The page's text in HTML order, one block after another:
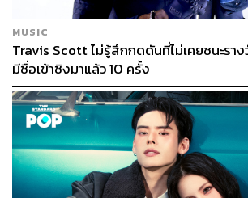
MUSIC
Travis Scott ไม่รู้สึกกดดันที่ไม่เคยชนะรา
มีชื่อเข้าชิงมาแล้ว 10 ครั้ง